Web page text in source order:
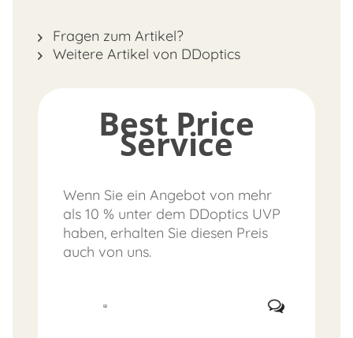
Fragen zum Artikel?
Weitere Artikel von DDoptics
Best Price
Service
Wenn Sie ein Angebot von mehr
als 10 % unter dem DDoptics UVP
haben, erhalten Sie diesen Preis
auch von uns.